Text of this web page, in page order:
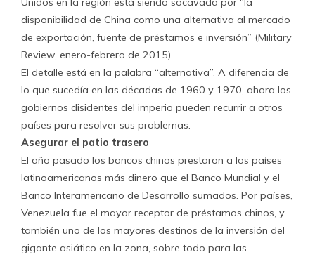
disponibilidad de China como una alternativa al mercado
de exportación, fuente de préstamos e inversión” (Military
Review, enero-febrero de 2015).
El detalle está en la palabra “alternativa”. A diferencia de
lo que sucedía en las décadas de 1960 y 1970, ahora los
gobiernos disidentes del imperio pueden recurrir a otros
países para resolver sus problemas.
Asegurar el patio trasero
El año pasado los bancos chinos prestaron a los países
latinoamericanos más dinero que el Banco Mundial y el
Banco Interamericano de Desarrollo sumados. Por países,
Venezuela fue el mayor receptor de préstamos chinos, y
también uno de los mayores destinos de la inversión del
gigante asiático en la zona, sobre todo para las